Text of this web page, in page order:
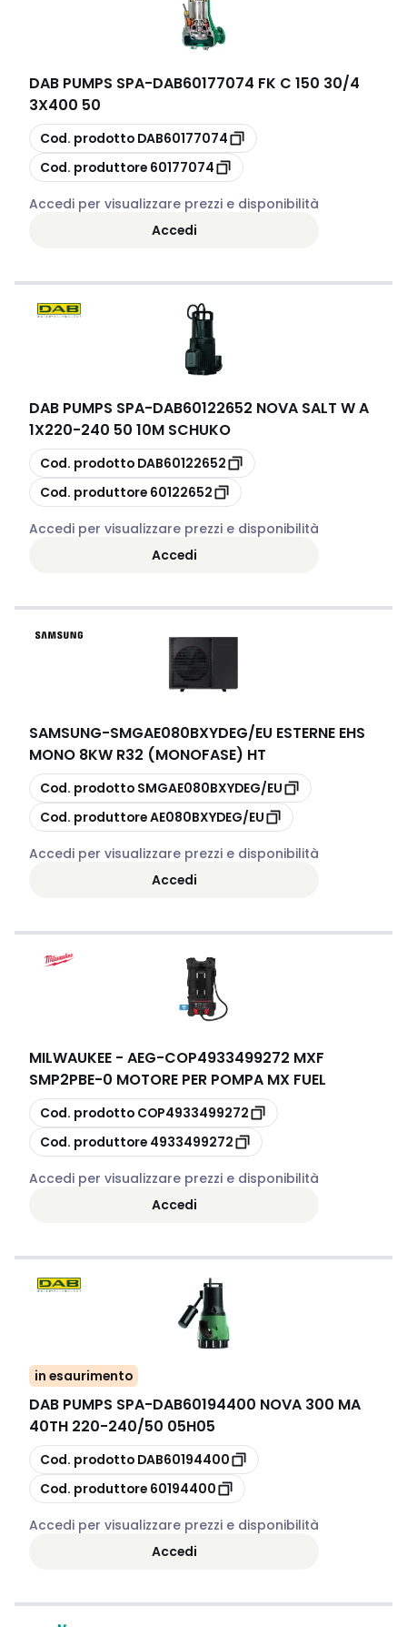
DAB PUMPS SPA-DAB60177074 FK C 150 30/4
3X400 50
copia
Cod. prodotto DAB60177074
copia
Cod. produttore 60177074
Accedi per visualizzare prezzi e disponibilità
Accedi
DAB PUMPS SPA-DAB60122652 NOVA SALT W A
1X220-240 50 10M SCHUKO
copia
Cod. prodotto DAB60122652
copia
Cod. produttore 60122652
Accedi per visualizzare prezzi e disponibilità
Accedi
SAMSUNG-SMGAE080BXYDEG/EU ESTERNE EHS
MONO 8KW R32 (MONOFASE) HT
copia
Cod. prodotto SMGAE080BXYDEG/EU
copia
Cod. produttoreAE080BXYDEG/EU
Accedi per visualizzare prezzi e disponibilità
Accedi
MILWAUKEE - AEG-COP4933499272 MXF
SMP2PBE-0 MOTORE PER POMPA MX FUEL
copia
Cod. prodotto COP4933499272
copia
Cod. produttore 4933499272
Accedi per visualizzare prezzi e disponibilità
Accedi
in esaurimento
DAB PUMPS SPA-DAB60194400 NOVA 300 MA
40TH 220-240/50 05H05
copia
Cod. prodotto DAB60194400
copia
Cod. produttore 60194400
Accedi per visualizzare prezzi e disponibilità
Accedi